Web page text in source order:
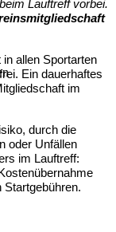
Lauftreff vorbei.
in allen Sportarten
Ein dauerhaftes
im
durch die
oder Unfällen
im Lauftreff:
Startgebühren.